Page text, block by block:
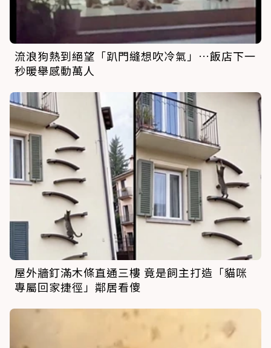
流浪狗熱到絕望「趴門縫想吹冷氣」…飯店下一
秒暖舉感動萬人
屋外牆釘滿木條直通三樓 竟是飼主打造「貓咪
專屬回家捷徑」鄰居看傻